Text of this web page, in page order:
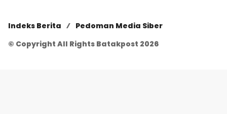
Indeks Berita
Pedoman Media Siber
© Copyright All Rights Batakpost 2026